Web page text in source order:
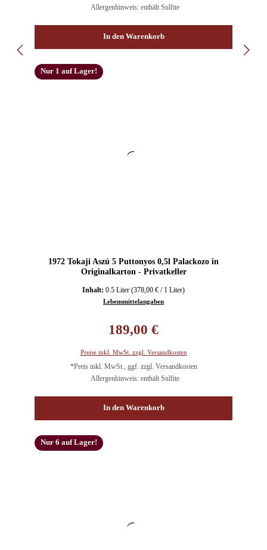
Allergenhinweis: enthält Sulfite
In den Warenkorb
Nur 1 auf Lager!
1972 Tokaji Aszú 5 Puttonyos 0,5l Palackozo in
Originalkarton - Privatkeller
Inhalt: 0.5 Liter (378,00 € / 1 Liter)
Lebensmittelangaben
189,00 €
Preise inkl. MwSt. zzgl. Versandkosten
*Preis inkl. MwSt., ggf. zzgl. Versandkosten
Allergenhinweis: enthält Sulfite
In den Warenkorb
Nur 6 auf Lager!